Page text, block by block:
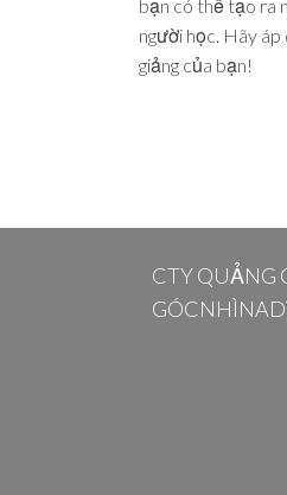
bạn có thể tạo ra
người học. Hãy
giảng của bạn!
CTY QUẢNG